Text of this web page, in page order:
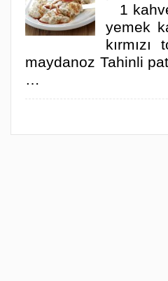
1
yemek
maydanoz Tahinli
…